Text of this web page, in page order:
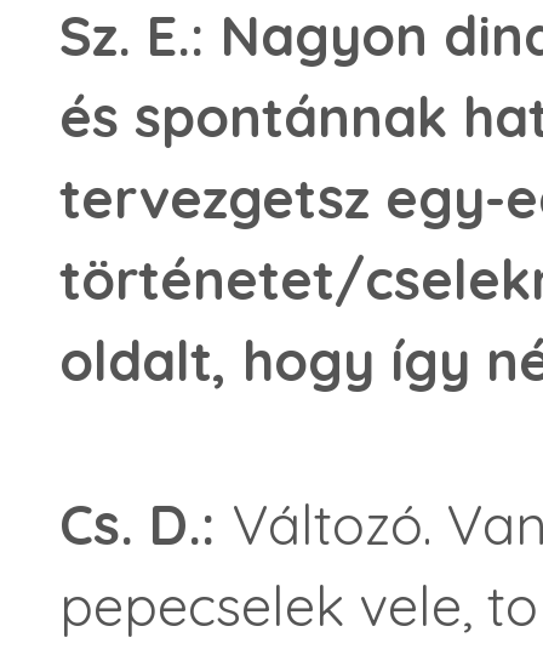
Sz. E.: Nagyon
és spontánnak
tervezgetsz egy-
történetet/
oldalt, hogy így
Cs. D.: Változó.
pepecselek vele,